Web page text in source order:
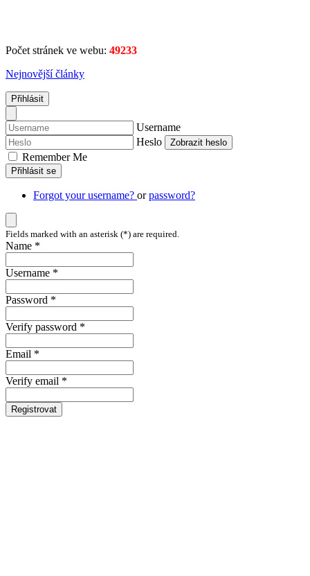
Počet stránek ve webu: 49233
Nejnovější články
Přihlásit
Username
Heslo
Zobrazit heslo
Remember Me
Přihlásit se
Forgot your username? orpassword?
Fields marked with an asterisk (*) are required.
Name *
Username *
Password *
Verify password *
Email *
Verify email *
Registrovat